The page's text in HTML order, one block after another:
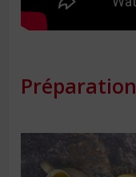
Préparation